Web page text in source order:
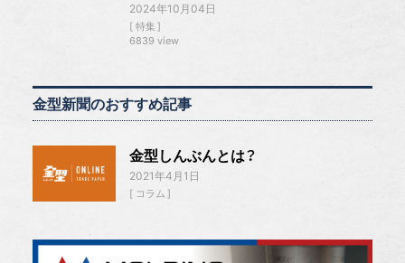
2024年10月04日
特集
6839 view
金型新聞のおすすめ記事
金型しんぶんとは？
2021年4月1日
コラム